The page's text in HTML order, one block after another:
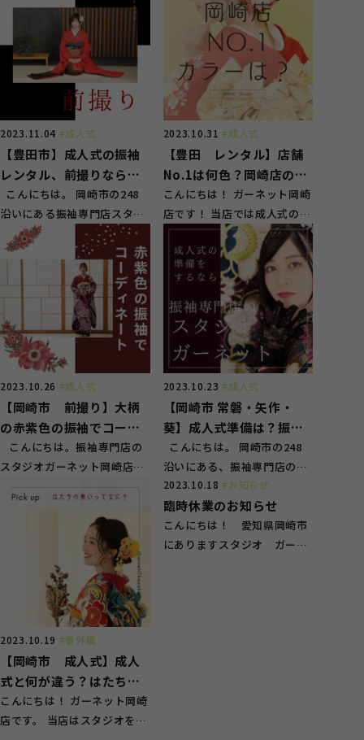
2023.11.04 #成人式
【豊田市】成人式の振袖
レンタル、前撮りならガ
ーネット！
こんにちは。 岡崎市の248
沿いにある振袖専門店スタジ
オガーネットです。 当店で
は、毎年成人...
2023.10.31#成人式
【豊田 レンタル】店舗
No.1は何色？岡崎店の振
袖人気色ランキング！！
こんにちは！ ガーネット岡崎
店です！ 当店では成人式の振
袖選びから前撮り、式当日の
お仕度まで ト...
2023.10.26 #成人式
【岡崎市 前撮り】大柄
の赤紫色の振袖でコーデ
ィネート♪
こんにちは。振袖専門店の
スタジオガーネット岡崎店で
います...
2023.10.23#成人式
【岡崎市 常磐・矢作・
葵】成人式準備は？振袖
専門店のスタジオガーネ
ットで！
こんにちは。 岡崎市の248
沿いにある、振袖専門店のス
タジオガーネットです！ 当店
では主に成...
2023.10.19 #番外編
【岡崎市 成人式】成人
式と何が違う？はたちの
集いとは？
こんにちは！ ガーネット岡崎
店です。 当店はスタジオを有
2023.10.18#お知らせ
臨時休業のお知らせ
こんにちは！ 愛知県岡崎市
にありますスタジオ ガーネ